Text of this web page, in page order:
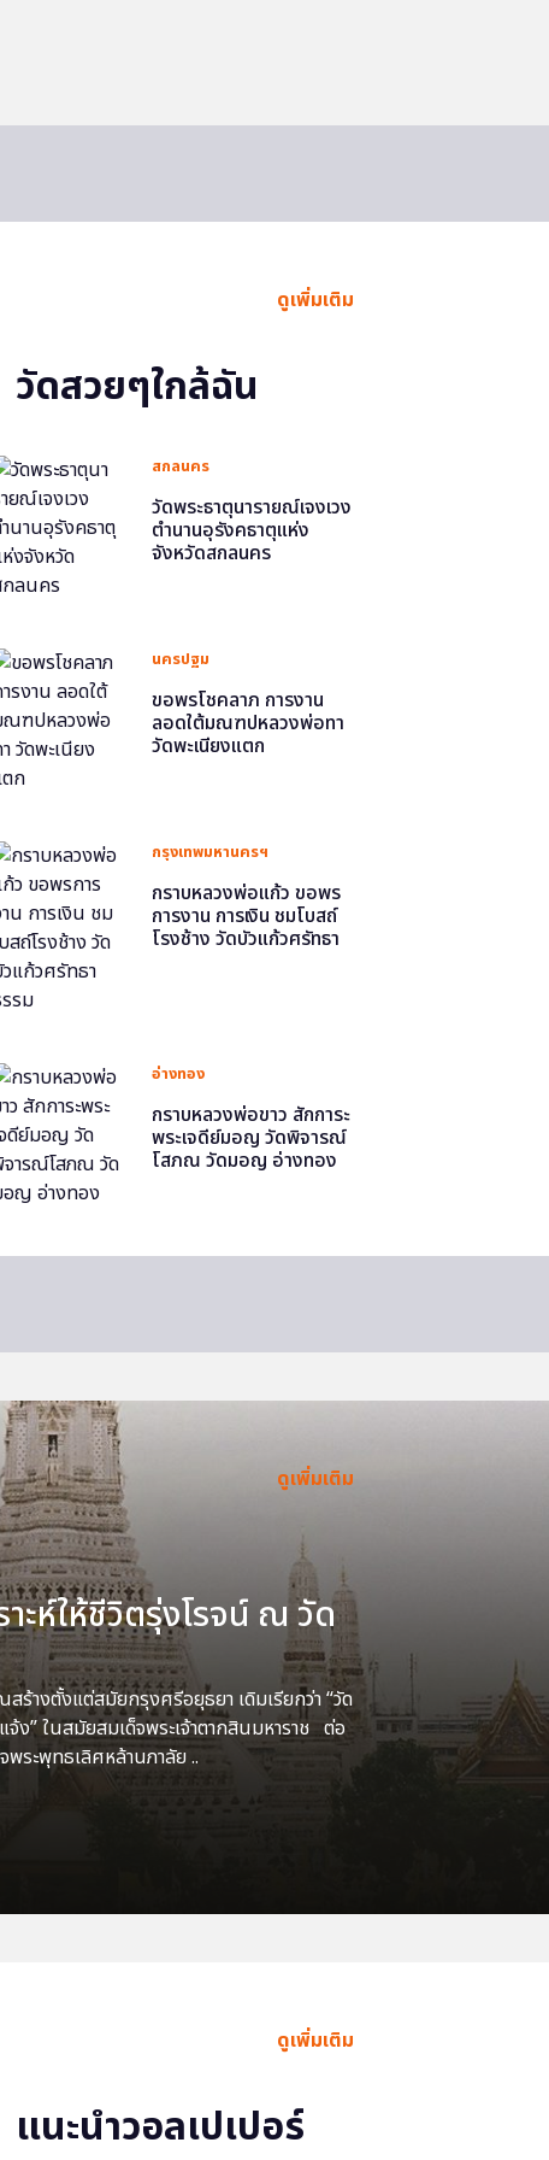
ดูเพิ่มเติม
วัดสวยๆใกล้ฉัน
สกลนคร
วัดพระธาตุนารายณ์เจงเวง
ตำนานอุรังคธาตุแห่ง
จังหวัดสกลนคร
นครปฐม
ขอพรโชคลาภ การงาน
ลอดใต้มณฑปหลวงพ่อทา
วัดพะเนียงแตก
กรุงเทพมหานครฯ
กราบหลวงพ่อแก้ว ขอพร
การงาน การเงิน ชมโบสถ์
โรงช้าง วัดบัวแก้วศรัทธา
อ่างทอง
กราบหลวงพ่อขาว สักการะ
พระเจดีย์มอญ วัดพิจารณ์
โสภณ วัดมอญ อ่างทอง
ดูเพิ่มเติม
าะห์ให้ชีวิตรุ่งโรจน์ ณ วัด
ร้างตั้งแต่สมัยกรุงศรีอยุธยา เดิมเรียกว่า “วัด
ง” ในสมัยสมเด็จพระเจ้าตากสินมหาราช ต่อ
พระพุทธเลิศหล้านภาลัย ..
ดูเพิ่มเติม
แนะนำวอลเปเปอร์